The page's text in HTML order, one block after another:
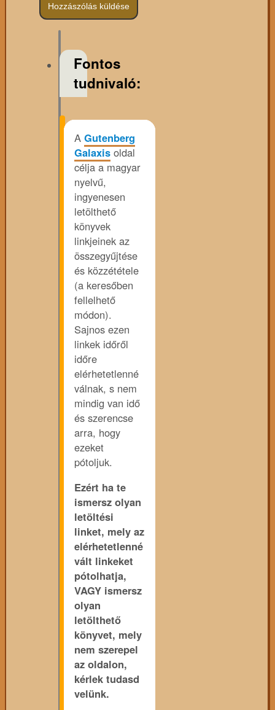
Fontos
tudnivaló:
A Gutenberg
Galaxis oldal
célja a magyar
nyelvű,
ingyenesen
letölthető
könyvek
linkjeinek az
összegyűjtése
és közzététele
(a keresőben
fellelhető
módon).
Sajnos ezen
linkek időről
időre
elérhetetlenné
válnak, s nem
mindig van idő
és szerencse
arra, hogy
ezeket
pótoljuk.
Ezért ha te
ismersz olyan
letöltési
linket, mely az
elérhetetlenné
vált linkeket
pótolhatja,
VAGY ismersz
olyan
letölthető
könyvet, mely
nem szerepel
az oldalon,
kérlek tudasd
velünk.